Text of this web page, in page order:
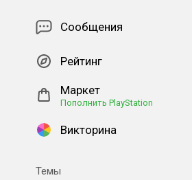
Сообщения
Рейтинг
Маркет
Пополнить PlayStation
Викторина
Темы